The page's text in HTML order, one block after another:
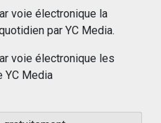
voie électronique la
par YC Media.
voie électronique les
YC Media